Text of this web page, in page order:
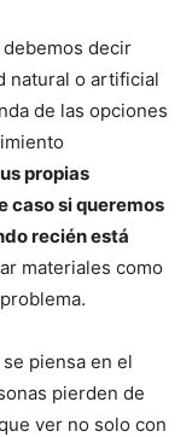
decir
natural o artificial
de las opciones
propias
caso si queremos
recién está
materiales como
piensa en el
pierden de
ver no solo con